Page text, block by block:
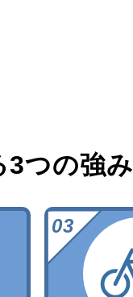
3つの強み